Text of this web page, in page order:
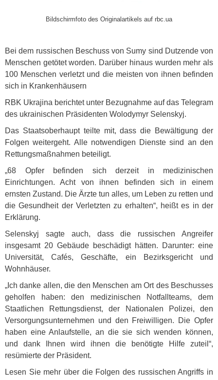
Bildschirmfoto des Originalartikels auf rbc.ua
Bei dem russischen Beschuss von Sumy sind Dutzende von
Menschen getötet worden. Darüber hinaus wurden mehr als
100 Menschen verletzt und die meisten von ihnen befinden
sich in Krankenhäusern
RBK Ukrajina berichtet unter Bezugnahme auf das Telegram
des ukrainischen Präsidenten Wolodymyr Selenskyj.
Das Staatsoberhaupt teilte mit, dass die Bewältigung der
Folgen weitergeht. Alle notwendigen Dienste sind an den
Rettungsmaßnahmen beteiligt.
„68 Opfer befinden sich derzeit in medizinischen
Einrichtungen. Acht von ihnen befinden sich in einem
ernsten Zustand. Die Ärzte tun alles, um Leben zu retten und
die Gesundheit der Verletzten zu erhalten“, heißt es in der
Erklärung.
Selenskyj sagte auch, dass die russischen Angreifer
insgesamt 20 Gebäude beschädigt hätten. Darunter: eine
Universität, Cafés, Geschäfte, ein Bezirksgericht und
Wohnhäuser.
„Ich danke allen, die den Menschen am Ort des Beschusses
geholfen haben: den medizinischen Notfallteams, dem
Staatlichen Rettungsdienst, der Nationalen Polizei, den
Versorgungsunternehmen und den Freiwilligen. Die Opfer
haben eine Anlaufstelle, an die sie sich wenden können,
und dank Ihnen wird ihnen die benötigte Hilfe zuteil“,
resümierte der Präsident.
Lesen Sie mehr über die Folgen des russischen Angriffs in